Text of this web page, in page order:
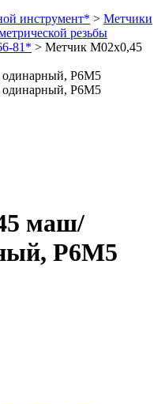
инструмент* > Метчики
резьбы
81* > Метчик М02х0,45
маш/
Р6М5